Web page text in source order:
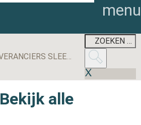
menu
DEZE LEVERANCIERS SLEEPTEN DE MEESTE AANBESTEDINGEN BINNEN IN 2025
Bekijk alle